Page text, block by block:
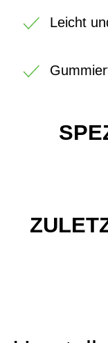
Leicht